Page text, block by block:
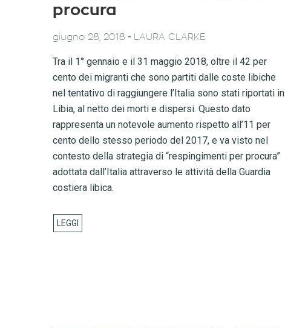
procura
giugno 28, 2018 - LAURA CLARKE
Tra il 1° gennaio e il 31 maggio 2018, oltre il 42 per
cento dei migranti che sono partiti dalle coste libiche
nel tentativo di raggiungere l’Italia sono stati riportati in
Libia, al netto dei morti e dispersi. Questo dato
rappresenta un notevole aumento rispetto all’11 per
cento dello stesso periodo del 2017, e va visto nel
contesto della strategia di “respingimenti per procura”
adottata dall’Italia attraverso le attività della Guardia
costiera libica.